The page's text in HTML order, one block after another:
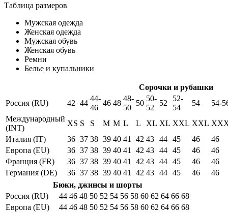
Таблица размеров
Мужская одежда
Женская одежда
Мужская обувь
Женская обувь
Ремни
Белье и купальники
Сорочки и рубашки
Россия (RU)
42 44
44-
46
46 48
48-
50
50
50-
52
52
52-
54
54
54-
Международный
(INT)
XS S S M M L L XL XL XXL XXL
Италия (IT)
36 37 38 39 40 41 42 43 44 45 46
46
Европа (EU)
36 37 38 39 40 41 42 43 44 45 46
46
Франция (FR)
36 37 38 39 40 41 42 43 44 45 46
46
Германия (DE)
36 37 38 39 40 41 42 43 44 45 46
46
Бюки, джинсы и шорты
Россия (RU)
44 46 48 50 52 54 56 58 60 62 64 66 68
Европа (EU)
44 46 48 50 52 54 56 58 60 62 64 66 68